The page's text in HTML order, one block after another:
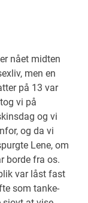
nået midten
men en
på 13 var
vi på
og vi
og da vi
Lene, om
borde fra os.
var låst fast
som tanke-